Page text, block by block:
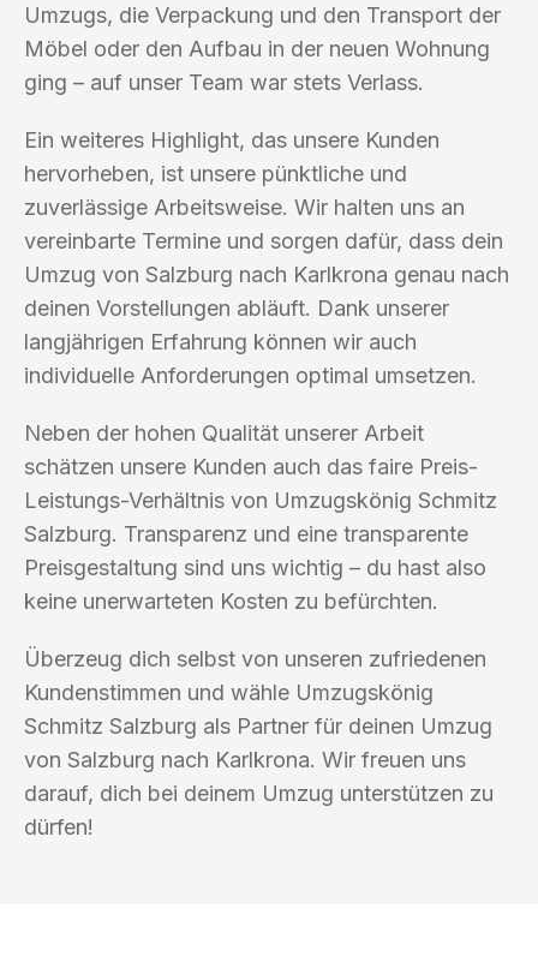
Umzugs, die Verpackung und den Transport der
Möbel oder den Aufbau in der neuen Wohnung
ging – auf unser Team war stets Verlass.
Ein weiteres Highlight, das unsere Kunden
hervorheben, ist unsere pünktliche und
zuverlässige Arbeitsweise. Wir halten uns an
vereinbarte Termine und sorgen dafür, dass dein
Umzug von Salzburg nach Karlkrona genau nach
deinen Vorstellungen abläuft. Dank unserer
langjährigen Erfahrung können wir auch
individuelle Anforderungen optimal umsetzen.
Neben der hohen Qualität unserer Arbeit
schätzen unsere Kunden auch das faire Preis-
Leistungs-Verhältnis von Umzugskönig Schmitz
Salzburg. Transparenz und eine transparente
Preisgestaltung sind uns wichtig – du hast also
keine unerwarteten Kosten zu befürchten.
Überzeug dich selbst von unseren zufriedenen
Kundenstimmen und wähle Umzugskönig
Schmitz Salzburg als Partner für deinen Umzug
von Salzburg nach Karlkrona. Wir freuen uns
darauf, dich bei deinem Umzug unterstützen zu
dürfen!